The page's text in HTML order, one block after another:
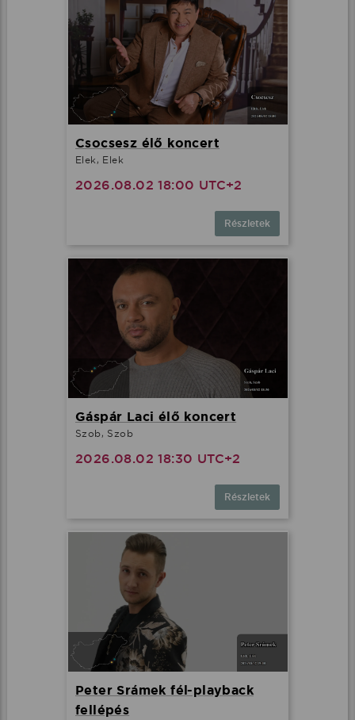
Csocsesz élő koncert
Elek, Elek
2026.08.02 18:00 UTC+2
Részletek
Gáspár Laci élő koncert
Szob, Szob
2026.08.02 18:30 UTC+2
Részletek
Peter Srámek fél-playback
fellépés